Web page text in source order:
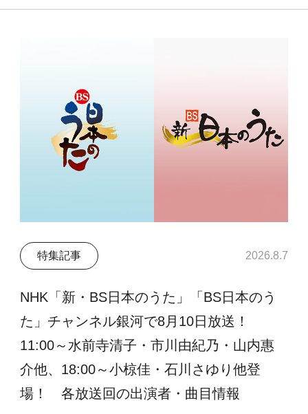
特集記事 2026.8.7
NHK「新・BS日本のうた」「BS日本のう
た」チャンネル銀河で8月10日放送！
11:00～水前寺清子・市川由紀乃・山内惠
介他、18:00～小椋佳・石川さゆり他登
場！ 各放送回の出演者・曲目情報